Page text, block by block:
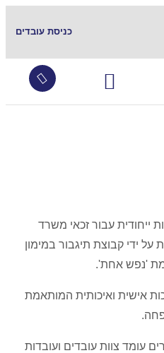
כניסת עובדים
ייחודית עבור זכאי משרד
על ידי קבוצת תיגבור במימון
'נפש אחת'.
אישית ואיכותית המותאמת
עומד צוות עובדים ועובדות